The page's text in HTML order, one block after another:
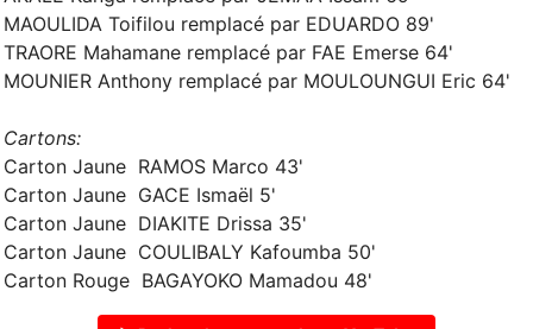
MAOULIDA Toifilou remplacé par EDUARDO 89'
TRAORE Mahamane remplacé par FAE Emerse 64'
MOUNIER Anthony remplacé par MOULOUNGUI Eric 64'
Cartons:
Carton Jaune RAMOS Marco 43'
Carton Jaune GACE Ismaël 5'
Carton Jaune DIAKITE Drissa 35'
Carton Jaune COULIBALY Kafoumba 50'
Carton Rouge BAGAYOKO Mamadou 48'